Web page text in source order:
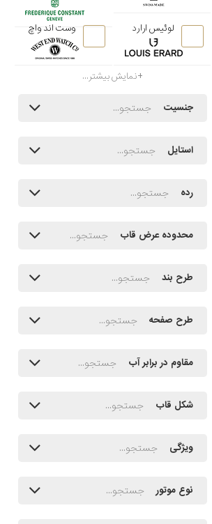
لوئیس ارارد وست اند واچ
نمایش بیشتر...
جنسیت
استایل
رده
محدوده عرض قاب
طرح بند
طرح صفحه
مقاوم در برابر آب
شکل قاب
ویژگی
نوع موتور